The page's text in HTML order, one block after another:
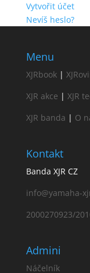
Vytvořit účet
Nevíš heslo?
Menu
XJRbook|
XJR akce | XJR
XJR banda | O
Kontakt
Banda XJR CZ
info@yamaha-
2000270923/
Admini
Náčelník